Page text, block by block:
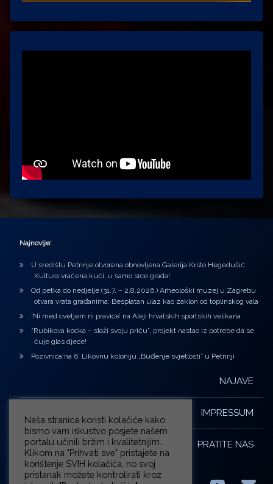
Najnovije:
U središtu Petrinje otvorena obnovljena Galerija Krsto Hegedušić:
Kultura vraćena kući, u samo srce grada!
Od petka do nedjelje (31.7. – 2.8.2026.) Arheološki muzej u Zagrebu
otvara vrata građanima: Besplatan ulaz kao zaklon od toplinskog vala
‘Ni med cvetjem ni pravice’ na Aleji hrvatskih sportskih velikana
“Rubikova kocka – složi svoju priču”, projekt nastao iz potrebe da se
čuje glas djece!
Pozivnica na 6. Likovnu koloniju „Buđenje svjetlosti” u Petrinji
NAJAVE
IMPRESSUM
PRATITE NAS
Naša stranica koristi kolačiće kako
bismo vam iskustvo posjete našem
portalu učinili bržim i kvalitetnijim.
Klikom na "Prihvati sve" pristajete na
korištenje SVIH kolačića, no svoj
pristanak možete kontrolirati kroz